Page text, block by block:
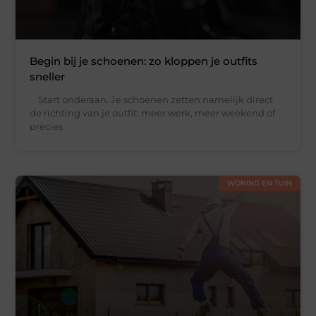
Begin bij je schoenen: zo kloppen je outfits
sneller
Start onderaan. Je schoenen zetten namelijk direct
de richting van je outfit: meer werk, meer weekend of
precies
WONING EN TUIN